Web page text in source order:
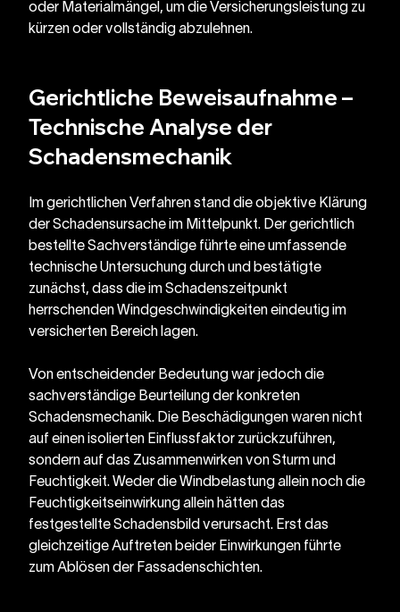
oder Materialmängel, um die Versicherungsleistung zu
kürzen oder vollständig abzulehnen.
Gerichtliche Beweisaufnahme –
Technische Analyse der
Schadensmechanik
Im gerichtlichen Verfahren stand die objektive Klärung
der Schadensursache im Mittelpunkt. Der gerichtlich
bestellte Sachverständige führte eine umfassende
technische Untersuchung durch und bestätigte
zunächst, dass die im Schadenszeitpunkt
herrschenden Windgeschwindigkeiten eindeutig im
versicherten Bereich lagen.
Von entscheidender Bedeutung war jedoch die
sachverständige Beurteilung der konkreten
Schadensmechanik. Die Beschädigungen waren nicht
auf einen isolierten Einflussfaktor zurückzuführen,
sondern auf das Zusammenwirken von Sturm und
Feuchtigkeit. Weder die Windbelastung allein noch die
Feuchtigkeitseinwirkung allein hätten das
festgestellte Schadensbild verursacht. Erst das
gleichzeitige Auftreten beider Einwirkungen führte
zum Ablösen der Fassadenschichten.